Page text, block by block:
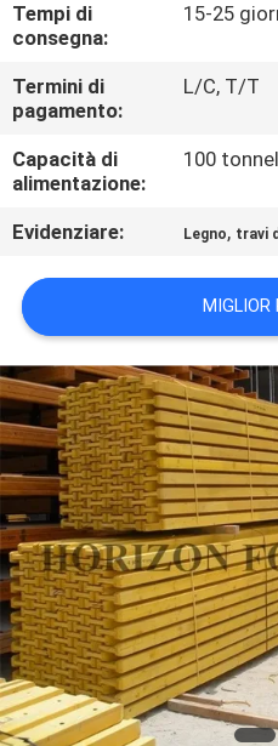
RICHIEDA
UNA
CITAZIONE
DEL
SITO
PRIVACY
POLICY
Tempi di
consegna:
15-25
Termini di
pagamento:
L/C, T/T
Capacità di
alimentazione:
100
Evidenziare: Legno, travi
MIGLIOR